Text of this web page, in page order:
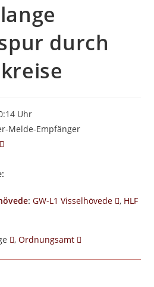
durch
Uhr
Melde-Empfänger
: GW-L1 Visselhövede , HLF
,Ordnungsamt